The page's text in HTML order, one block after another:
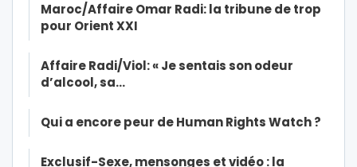
Maroc/Affaire Omar Radi: la tribune de trop
pour Orient XXI
Affaire Radi/Viol: « Je sentais son odeur
d’alcool, sa…
Qui a encore peur de Human Rights Watch ?
Exclusif-Sexe, mensonges et vidéo : la